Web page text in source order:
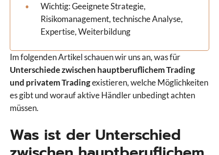
Wichtig: Geeignete Strategie,
Risikomanagement, technische Analyse,
Expertise, Weiterbildung
Im folgenden Artikel schauen wir uns an, was für
Unterschiede zwischen hauptberuflichem Trading
und privatem Tradingexistieren, welche Möglichkeiten
es gibt und worauf aktive Händler unbedingt achten
müssen.
Was ist der Unterschied